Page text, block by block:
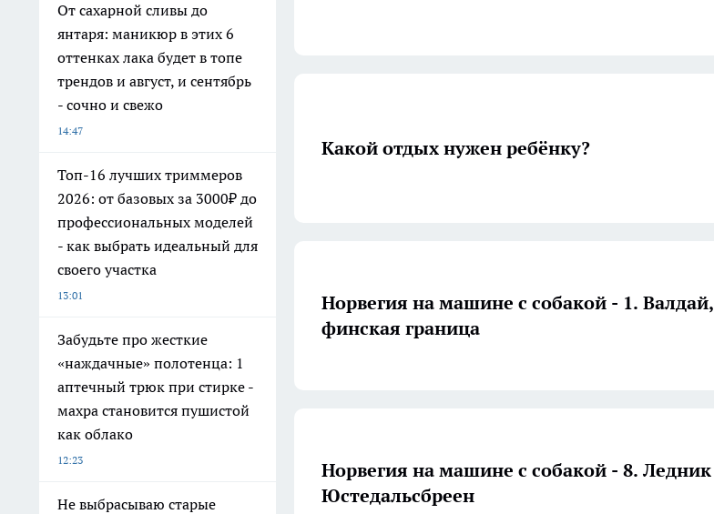
От сахарной сливы до
янтаря: маникюр в этих 6
оттенках лака будет в топе
трендов и август, и сентябрь
- сочно и свежо
14:47
Топ-16 лучших триммеров
2026: от базовых за 3000₽ до
профессиональных моделей
- как выбрать идеальный для
своего участка
13:01
Забудьте про жесткие
«наждачные» полотенца: 1
аптечный трюк при стирке -
махра становится пушистой
как облако
12:23
Не выбрасываю старые
Какой отдых нужен ребёнку?
Норвегия на машине с собакой - 1. Валдай,
финская граница
Норвегия на машине с собакой - 8. Ледник
Юстедальсбреен